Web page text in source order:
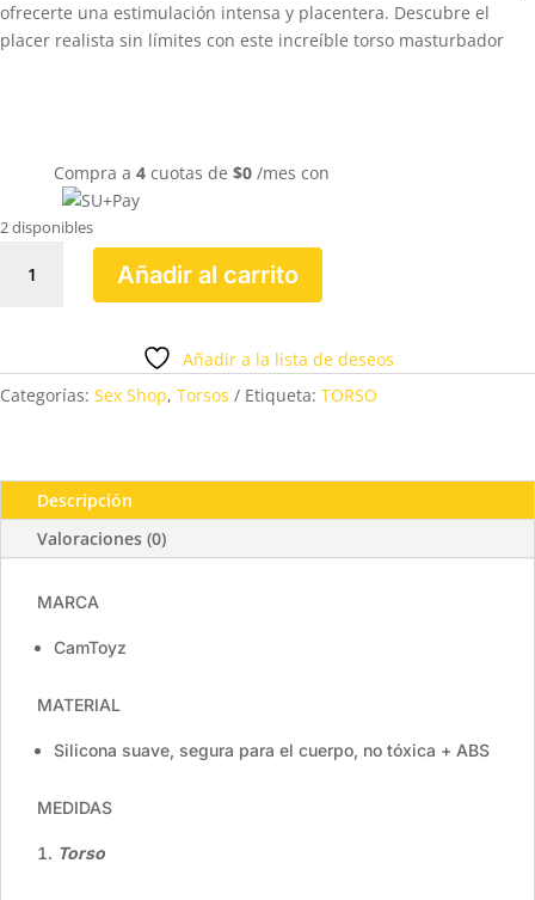
ofrecerte una estimulación intensa y placentera. Descubre el
placer realista sin límites con este increíble torso masturbador
Compra a 4cuotas de $0 /mes con
2 disponibles
RAW
Añadir al carrito
Añadir a la lista de deseos
Categorías: Sex Shop, Torsos Etiqueta: TORSO
Descripción
Valoraciones (0)
MARCA
CamToyz
MATERIAL
Silicona suave, segura para el cuerpo, no tóxica + ABS
MEDIDAS
Torso